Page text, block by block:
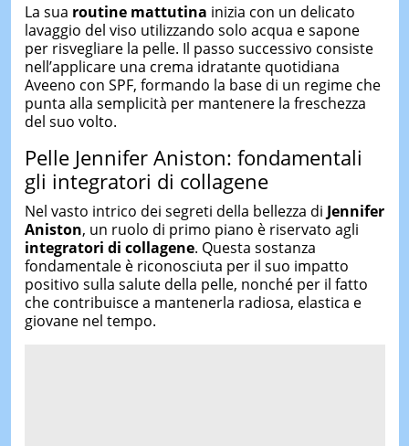
La sua routine mattutina inizia con un delicato
lavaggio del viso utilizzando solo acqua e sapone
per risvegliare la pelle. Il passo successivo consiste
nell’applicare una crema idratante quotidiana
Aveeno con SPF, formando la base di un regime che
punta alla semplicità per mantenere la freschezza
del suo volto.
Pelle Jennifer Aniston: fondamentali
gli integratori di collagene
Nel vasto intrico dei segreti della bellezza di Jennifer
Aniston, un ruolo di primo piano è riservato agli
integratori di collagene. Questa sostanza
fondamentale è riconosciuta per il suo impatto
positivo sulla salute della pelle, nonché per il fatto
che contribuisce a mantenerla radiosa, elastica e
giovane nel tempo.